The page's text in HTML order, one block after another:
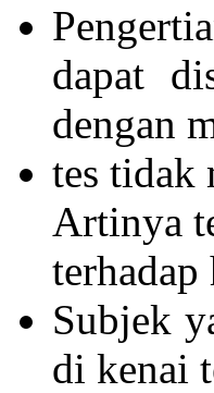
dapat
dengan
tes tidak
Artinya
Subjek
di kenai